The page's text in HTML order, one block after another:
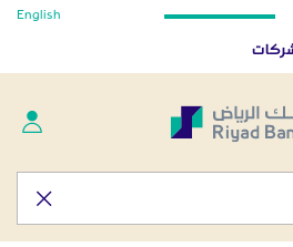
الإعلامي English